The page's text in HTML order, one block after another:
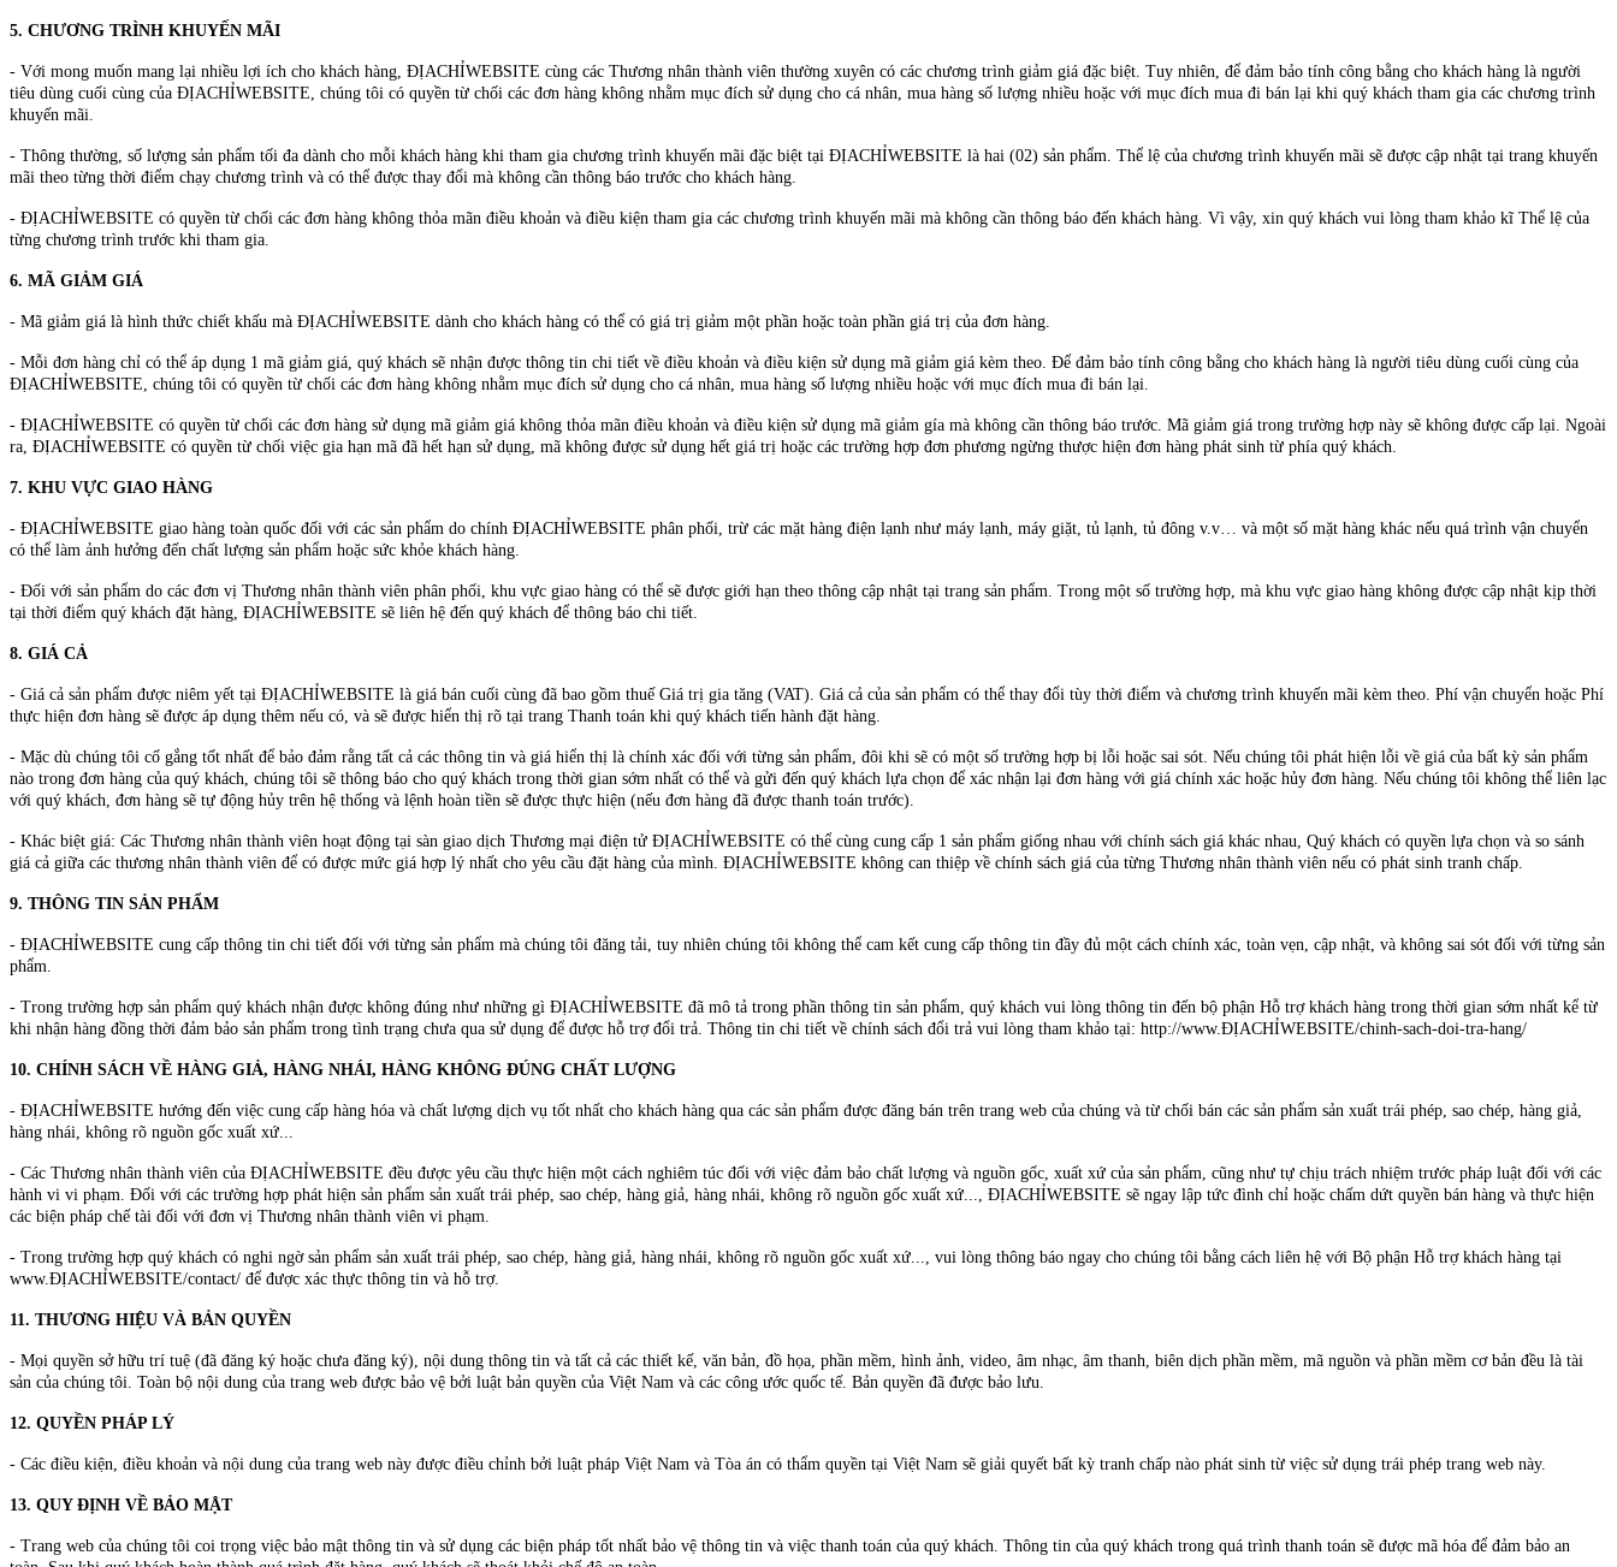
5. CHƯƠNG TRÌNH KHUYẾN MÃI
- Với mong muốn mang lại nhiều lợi ích cho khách hàng, ĐỊACHỈWEBSITE cùng các Thương nhân thành viên thường xuyên có các chương trình giảm giá đặc biệt. Tuy nhiên, để đảm bảo tính công bằng cho khách hàng là người
tiêu dùng cuối cùng của ĐỊACHỈWEBSITE, chúng tôi có quyền từ chối các đơn hàng không nhằm mục đích sử dụng cho cá nhân, mua hàng số lượng nhiều hoặc với mục đích mua đi bán lại khi quý khách tham gia các chương trình
khuyến mãi.
- Thông thường, số lượng sản phẩm tối đa dành cho mỗi khách hàng khi tham gia chương trình khuyến mãi đặc biệt tại ĐỊACHỈWEBSITE là hai (02) sản phẩm. Thể lệ của chương trình khuyến mãi sẽ được cập nhật tại trang khuyến
mãi theo từng thời điểm chạy chương trình và có thể được thay đổi mà không cần thông báo trước cho khách hàng.
- ĐỊACHỈWEBSITE có quyền từ chối các đơn hàng không thỏa mãn điều khoản và điều kiện tham gia các chương trình khuyến mãi mà không cần thông báo đến khách hàng. Vì vậy, xin quý khách vui lòng tham khảo kĩ Thể lệ của
từng chương trình trước khi tham gia.
6. MÃ GIẢM GIÁ
- Mã giảm giá là hình thức chiết khấu mà ĐỊACHỈWEBSITE dành cho khách hàng có thể có giá trị giảm một phần hoặc toàn phần giá trị của đơn hàng.
- Mỗi đơn hàng chỉ có thể áp dụng 1 mã giảm giá, quý khách sẽ nhận được thông tin chi tiết về điều khoản và điều kiện sử dụng mã giảm giá kèm theo. Để đảm bảo tính công bằng cho khách hàng là người tiêu dùng cuối cùng của
ĐỊACHỈWEBSITE, chúng tôi có quyền từ chối các đơn hàng không nhằm mục đích sử dụng cho cá nhân, mua hàng số lượng nhiều hoặc với mục đích mua đi bán lại.
- ĐỊACHỈWEBSITE có quyền từ chối các đơn hàng sử dụng mã giảm giá không thỏa mãn điều khoản và điều kiện sử dụng mã giảm gía mà không cần thông báo trước. Mã giảm giá trong trường hợp này sẽ không được cấp lại. Ngoài
ra, ĐỊACHỈWEBSITE có quyền từ chối việc gia hạn mã đã hết hạn sử dụng, mã không được sử dụng hết giá trị hoặc các trường hợp đơn phương ngừng thược hiện đơn hàng phát sinh từ phía quý khách.
7. KHU VỰC GIAO HÀNG
- ĐỊACHỈWEBSITE giao hàng toàn quốc đối với các sản phẩm do chính ĐỊACHỈWEBSITE phân phối, trừ các mặt hàng điện lạnh như máy lạnh, máy giặt, tủ lạnh, tủ đông v.v… và một số mặt hàng khác nếu quá trình vận chuyển
có thể làm ảnh hưởng đến chất lượng sản phẩm hoặc sức khỏe khách hàng.
- Đối với sản phẩm do các đơn vị Thương nhân thành viên phân phối, khu vực giao hàng có thể sẽ được giới hạn theo thông cập nhật tại trang sản phẩm. Trong một số trường hợp, mà khu vực giao hàng không được cập nhật kịp thời
tại thời điểm quý khách đặt hàng, ĐỊACHỈWEBSITE sẽ liên hệ đến quý khách để thông báo chi tiết.
8. GIÁ CẢ
- Giá cả sản phẩm được niêm yết tại ĐỊACHỈWEBSITE là giá bán cuối cùng đã bao gồm thuế Giá trị gia tăng (VAT). Giá cả của sản phẩm có thể thay đổi tùy thời điểm và chương trình khuyến mãi kèm theo. Phí vận chuyển hoặc Phí
thực hiện đơn hàng sẽ được áp dụng thêm nếu có, và sẽ được hiển thị rõ tại trang Thanh toán khi quý khách tiến hành đặt hàng.
- Mặc dù chúng tôi cố gắng tốt nhất để bảo đảm rằng tất cả các thông tin và giá hiển thị là chính xác đối với từng sản phẩm, đôi khi sẽ có một số trường hợp bị lỗi hoặc sai sót. Nếu chúng tôi phát hiện lỗi về giá của bất kỳ sản phẩm
nào trong đơn hàng của quý khách, chúng tôi sẽ thông báo cho quý khách trong thời gian sớm nhất có thể và gửi đến quý khách lựa chọn để xác nhận lại đơn hàng với giá chính xác hoặc hủy đơn hàng. Nếu chúng tôi không thể liên lạc
với quý khách, đơn hàng sẽ tự động hủy trên hệ thống và lệnh hoàn tiền sẽ được thực hiện (nếu đơn hàng đã được thanh toán trước).
- Khác biệt giá: Các Thương nhân thành viên hoạt động tại sàn giao dịch Thương mại điện tử ĐỊACHỈWEBSITE có thể cùng cung cấp 1 sản phẩm giống nhau với chính sách giá khác nhau, Quý khách có quyền lựa chọn và so sánh
giá cả giữa các thương nhân thành viên để có được mức giá hợp lý nhất cho yêu cầu đặt hàng của mình. ĐỊACHỈWEBSITE không can thiệp về chính sách giá của từng Thương nhân thành viên nếu có phát sinh tranh chấp.
9. THÔNG TIN SẢN PHẨM
- ĐỊACHỈWEBSITE cung cấp thông tin chi tiết đối với từng sản phẩm mà chúng tôi đăng tải, tuy nhiên chúng tôi không thể cam kết cung cấp thông tin đầy đủ một cách chính xác, toàn vẹn, cập nhật, và không sai sót đối với từng sản
phẩm.
- Trong trường hợp sản phẩm quý khách nhận được không đúng như những gì ĐỊACHỈWEBSITE đã mô tả trong phần thông tin sản phẩm, quý khách vui lòng thông tin đến bộ phận Hỗ trợ khách hàng trong thời gian sớm nhất kể từ
khi nhận hàng đồng thời đảm bảo sản phẩm trong tình trạng chưa qua sử dụng để được hỗ trợ đổi trả. Thông tin chi tiết về chính sách đổi trả vui lòng tham khảo tại: http://www.ĐỊACHỈWEBSITE/chinh-sach-doi-tra-hang/
10. CHÍNH SÁCH VỀ HÀNG GIẢ, HÀNG NHÁI, HÀNG KHÔNG ĐÚNG CHẤT LƯỢNG
- ĐỊACHỈWEBSITE hướng đến việc cung cấp hàng hóa và chất lượng dịch vụ tốt nhất cho khách hàng qua các sản phẩm được đăng bán trên trang web của chúng và từ chối bán các sản phẩm sản xuất trái phép, sao chép, hàng giả,
hàng nhái, không rõ nguồn gốc xuất xứ...
- Các Thương nhân thành viên của ĐỊACHỈWEBSITE đều được yêu cầu thực hiện một cách nghiêm túc đối với việc đảm bảo chất lượng và nguồn gốc, xuất xứ của sản phẩm, cũng như tự chịu trách nhiệm trước pháp luật đối với các
hành vi vi phạm. Đối với các trường hợp phát hiện sản phẩm sản xuất trái phép, sao chép, hàng giả, hàng nhái, không rõ nguồn gốc xuất xứ..., ĐỊACHỈWEBSITE sẽ ngay lập tức đình chỉ hoặc chấm dứt quyền bán hàng và thực hiện
các biện pháp chế tài đối với đơn vị Thương nhân thành viên vi phạm.
- Trong trường hợp quý khách có nghi ngờ sản phẩm sản xuất trái phép, sao chép, hàng giả, hàng nhái, không rõ nguồn gốc xuất xứ..., vui lòng thông báo ngay cho chúng tôi bằng cách liên hệ với Bộ phận Hỗ trợ khách hàng tại
www.ĐỊACHỈWEBSITE/contact/ để được xác thực thông tin và hỗ trợ.
11. THƯƠNG HIỆU VÀ BẢN QUYỀN
- Mọi quyền sở hữu trí tuệ (đã đăng ký hoặc chưa đăng ký), nội dung thông tin và tất cả các thiết kế, văn bản, đồ họa, phần mềm, hình ảnh, video, âm nhạc, âm thanh, biên dịch phần mềm, mã nguồn và phần mềm cơ bản đều là tài
sản của chúng tôi. Toàn bộ nội dung của trang web được bảo vệ bởi luật bản quyền của Việt Nam và các công ước quốc tế. Bản quyền đã được bảo lưu.
12. QUYỀN PHÁP LÝ
- Các điều kiện, điều khoản và nội dung của trang web này được điều chỉnh bởi luật pháp Việt Nam và Tòa án có thẩm quyền tại Việt Nam sẽ giải quyết bất kỳ tranh chấp nào phát sinh từ việc sử dụng trái phép trang web này.
13. QUY ĐỊNH VỀ BẢO MẬT
- Trang web của chúng tôi coi trọng việc bảo mật thông tin và sử dụng các biện pháp tốt nhất bảo vệ thông tin và việc thanh toán của quý khách. Thông tin của quý khách trong quá trình thanh toán sẽ được mã hóa để đảm bảo an